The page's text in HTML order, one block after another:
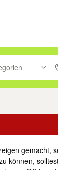
oder
gemacht,
können,